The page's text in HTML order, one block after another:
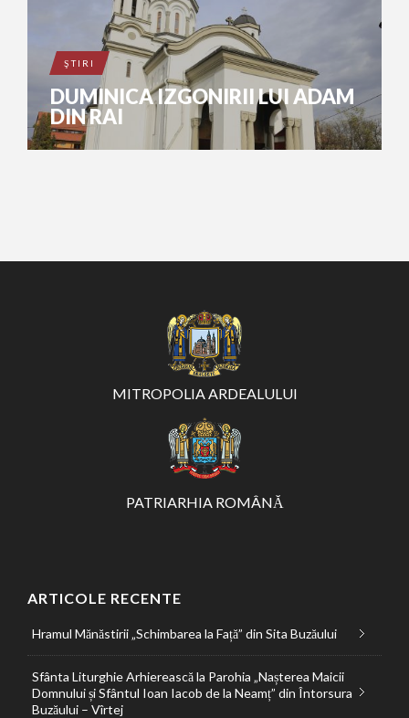
ŞTIRI
DUMINICA IZGONIRII LUI ADAM
DIN RAI
MITROPOLIA ARDEALULUI
PATRIARHIA ROMÂNĂ
ARTICOLE RECENTE
Hramul Mănăstirii „Schimbarea la Față” din Sita Buzăului
Sfânta Liturghie Arhierească la Parohia „Nașterea Maicii
Domnului și Sfântul Ioan Iacob de la Neamț” din Întorsura
Buzăului – Vîrtej